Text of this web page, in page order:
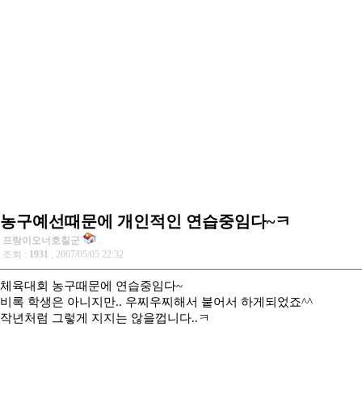
농구예선때문에 개인적인 연습중임다~ㅋ
프랑이오너호칠군
조회 : 1931 , 2007/05/05 22:32
체육대회 농구때문에 연습중임다~
비록 학생은 아니지만.. 우찌우찌해서 붙어서 하게되었죠^^
작년처럼 그렇게 지지는 않을껍니다..ㅋ